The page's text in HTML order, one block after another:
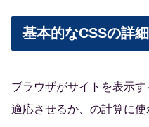
基本的なCSSの詳
ブラウザがサイトを表示
適応させるか、の計算に使